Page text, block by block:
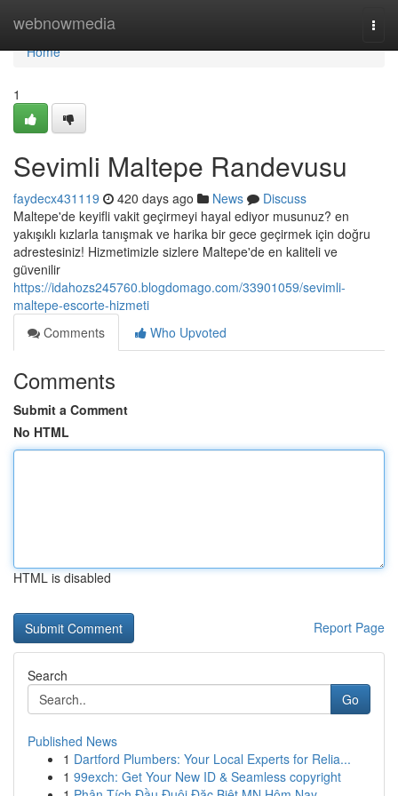
webnowmedia
Home
Home
1
Sevimli Maltepe Randevusu
faydecx431119 420 days ago News
Discuss
Maltepe'de keyifli vakit geçirmeyi hayal ediyor musunuz? en
yakışıklı kızlarla tanışmak ve harika bir gece geçirmek için doğru
adrestesiniz! Hizmetimizle sizlere Maltepe'de en kaliteli ve
güvenilir
https://idahozs245760.blogdomago.com/33901059/sevimli-
maltepe-escorte-hizmeti
Comments
Who Upvoted
Comments
Submit a Comment
No HTML
HTML is disabled
Report Page
Search
Go
Published News
1 Dartford Plumbers: Your Local Experts for Relia...
1 99exch: Get Your New ID & Seamless copyright